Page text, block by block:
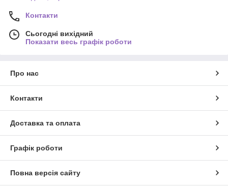
Контакти
Сьогодні вихідний
Показати весь графік роботи
Про нас
Контакти
Доставка та оплата
Графік роботи
Повна версія сайту